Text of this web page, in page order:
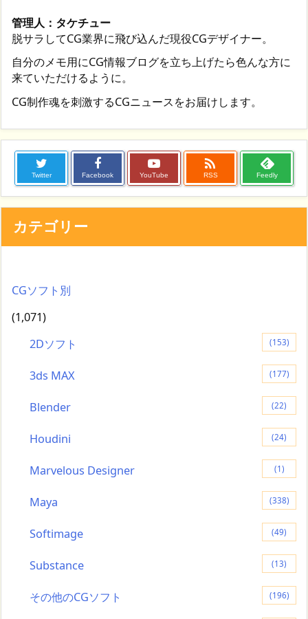
管理人：タケチュー
脱サラしてCG業界に飛び込んだ現役CGデザイナー。
自分のメモ用にCG情報ブログを立ち上げたら色んな方に
来ていただけるように。
CG制作魂を刺激するCGニュースをお届けします。
Twitter Facebook YouTube

RSS Feedly
カテゴリー
CGソフト別
(1,071)
2Dソフト
(153)
3ds MAX (177)
Blender (22)
Houdini (24)
Marvelous Designer (1)
Maya (338)
Softimage (49)
Substance (13)
その他のCGソフト (196)